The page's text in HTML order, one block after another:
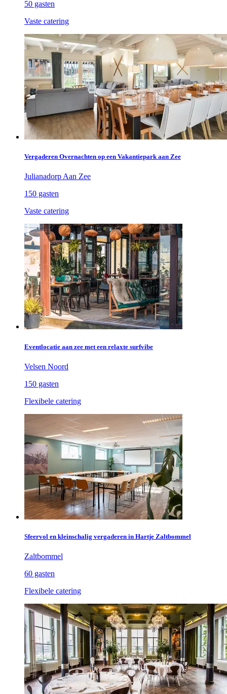
50 gasten
Vaste catering
Vergaderen Overnachten op een Vakantiepark aan Zee
Julianadorp Aan Zee
150 gasten
Vaste catering
Eventlocatie aan zee met een relaxte surfvibe
Velsen Noord
150 gasten
Flexibele catering
Sfeervol en kleinschalig vergaderen in Hartje Zaltbommel
Zaltbommel
60 gasten
Flexibele catering